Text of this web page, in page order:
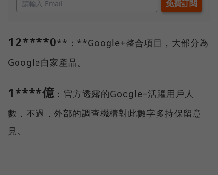
12****0**：**Google+整合項目，大部分為
Google自家產品。
1****億 ：官方透露的Google+活躍用戶人
數，不過，外部的調查機構對此數字多持保留意
見。